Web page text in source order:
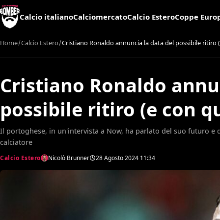
Calcio italianoCalciomercatoCalcio EsteroCoppe
Home Calcio Estero Cristiano Ronaldo annuncia la data del possibile ritiro
Cristiano Ronaldo
possibile ritiro (e con
Il portoghese, in un'intervista a Now, ha parlato del suo futuro
calciatore
Calcio Estero Nicolò Brunner 28 Agosto 2024 11:34